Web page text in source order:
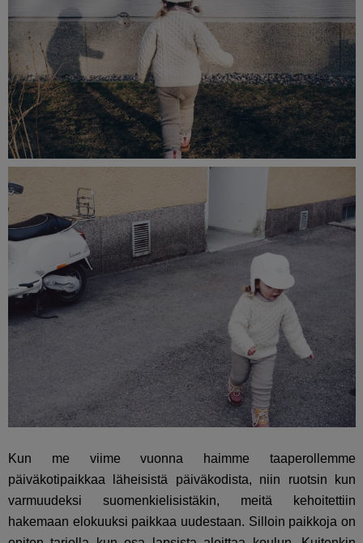
Kun me viime vuonna haimme taaperollemme
päiväkotipaikkaa läheisistä päiväkodista, niin ruotsin kun
varmuudeksi suomenkielisistäkin, meitä kehoitettiin
hakemaan elokuuksi paikkaa uudestaan. Silloin paikkoja on